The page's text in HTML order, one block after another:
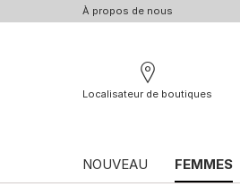
À propos de nous
Localisateur de boutiques
NOUVEAU FEMMES